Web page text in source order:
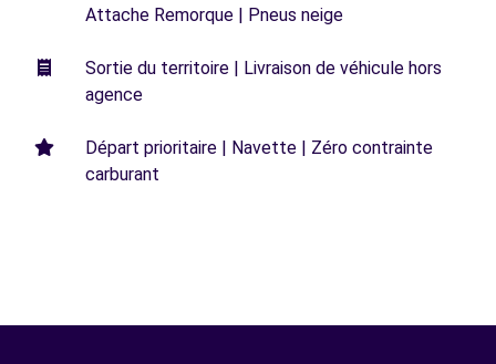
Attache Remorque | Pneus neige
Sortie du territoire | Livraison de véhicule hors
agence
Départ prioritaire | Navette | Zéro contrainte
carburant